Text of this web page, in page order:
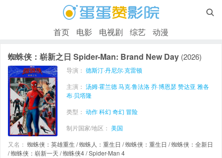

首页 电影 电视剧 综艺 动漫
蜘蛛侠：崭新之日 Spider-Man: Brand New Day (2026)
导演： 德斯汀·丹尼尔·克雷顿
主演： 汤姆·霍兰德马克·鲁法洛乔·博恩瑟赞达亚 雅各
布·贝塔隆
类型： 动作科幻 奇幻 冒险
制片国家/地区： 美国
又名： 蜘蛛侠：英雄重生 / 蜘蛛人：重生日 / 蜘蛛侠：重生日 / 蜘蛛侠：全新日
/ 蜘蛛侠：崭新一天 / 蜘蛛侠4 / Spider-Man 4